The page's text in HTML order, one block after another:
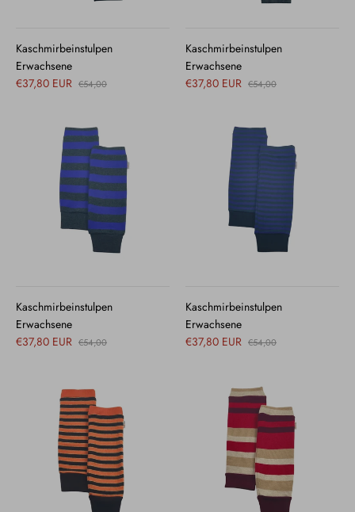
Kaschmirbeinstulpen
Erwachsene
€37,80 EUR €54,00
Kaschmirbeinstulpen
Erwachsene
€37,80 EUR €54,00
Kaschmirbeinstulpen
Erwachsene
€37,80 EUR €54,00
Kaschmirbeinstulpen
Erwachsene
€37,80 EUR €54,00